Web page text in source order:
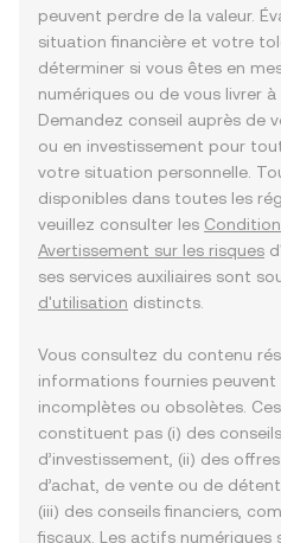
peuvent perdre de la valeur.
situation financière et votre
déterminer si vous êtes en
numériques ou de vous livrer
Demandez conseil auprès de
ou en investissement pour
votre situation personnelle.
disponibles dans toutes les
veuillez consulter les
Avertissement sur les risques
ses services auxiliaires sont
d'utilisation distincts.
Vous consultez du contenu
informations fournies peuvent
incomplètes ou obsolètes.
constituent pas (i) des
d’investissement, (ii) des
d’achat, de vente ou de
(iii) des conseils financiers,
fiscaux. Les actifs